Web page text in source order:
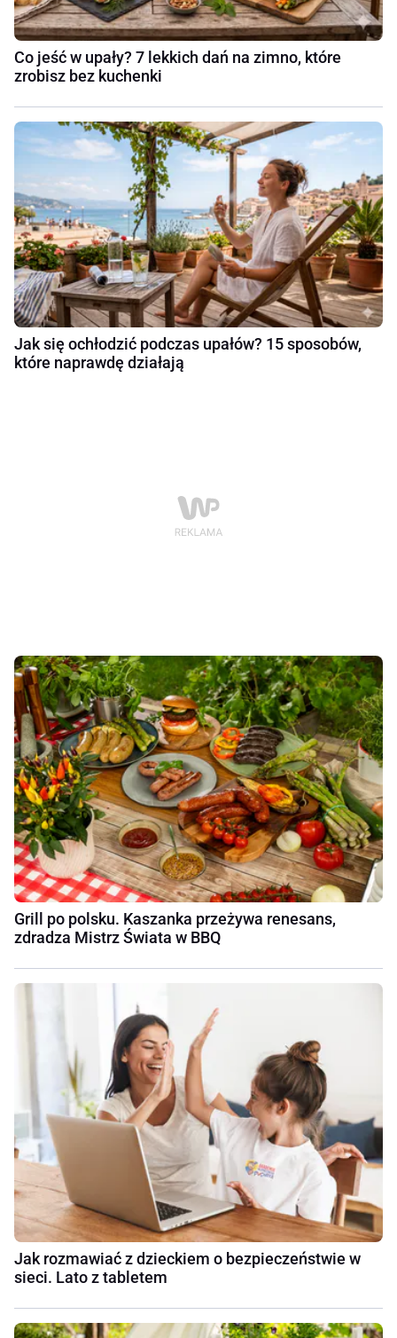
Co jeść w upały? 7 lekkich dań na zimno, które
zrobisz bez kuchenki
Jak się ochłodzić podczas upałów? 15 sposobów,
które naprawdę działają
Grill po polsku. Kaszanka przeżywa renesans,
zdradza Mistrz Świata w BBQ
Jak rozmawiać z dzieckiem o bezpieczeństwie w
sieci. Lato z tabletem